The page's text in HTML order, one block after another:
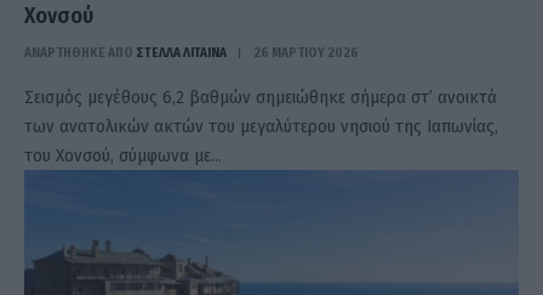
Χονσού
ΑΝΑΡΤΗΘΗΚΕ ΑΠΟ ΣΤΈΛΛΑ ΛΊΤΑΙΝΑ 26 ΜΑΡΤΊΟΥ 2026
Σεισμός μεγέθους 6,2 βαθμών σημειώθηκε σήμερα στ’ ανοικτά
των ανατολικών ακτών του μεγαλύτερου νησιού της Ιαπωνίας,
του Χονσού, σύμφωνα με…